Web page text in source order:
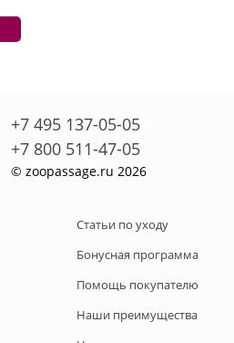
+7 495 137-05-05
+7 800 511-47-05
© zoopassage.ru 2026
Статьи по уходу
Бонусная программа
Помощь покупателю
Наши преимущества